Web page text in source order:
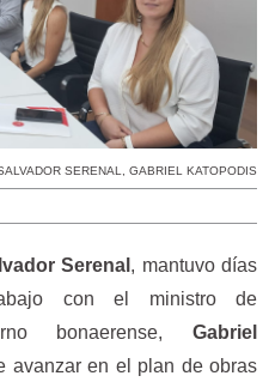
SERENAL, GABRIEL KATOPODIS
Serenal , mantuvo días
con el ministro de
bonaerense, Gabriel
avanzar en el plan de obras